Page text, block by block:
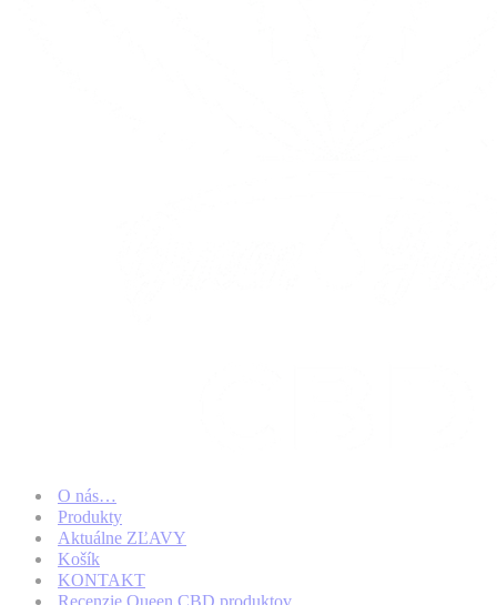
O nás…
Produkty
Aktuálne ZĽAVY
Košík
KONTAKT
Recenzie Queen CBD produktov